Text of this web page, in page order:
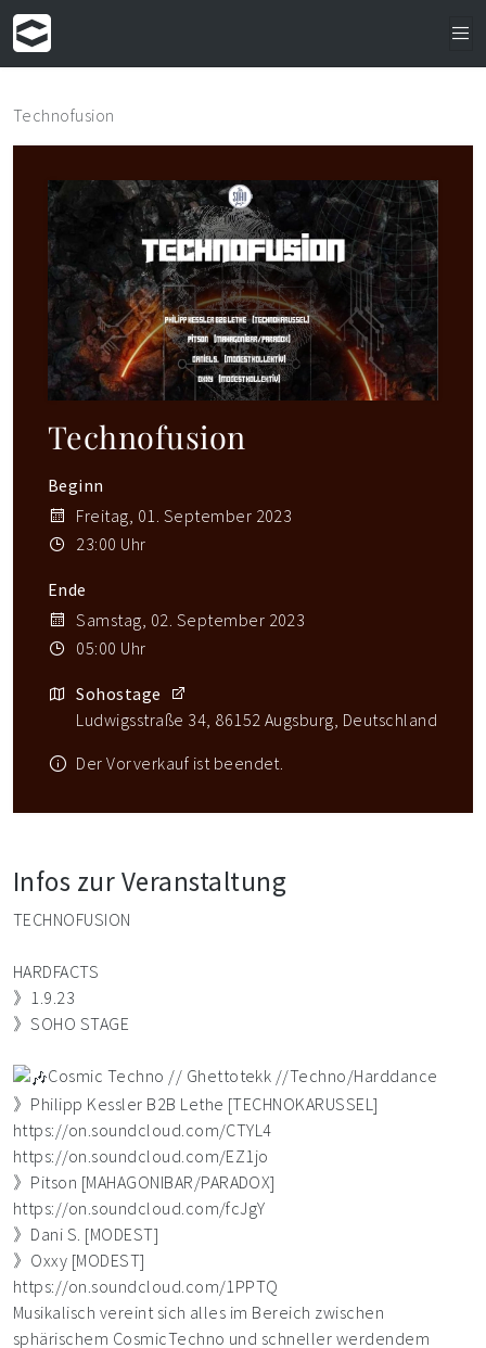
Technofusion
Technofusion
Beginn
Freitag, 01. September 2023
23:00 Uhr
Ende
Samstag, 02. September 2023
05:00 Uhr
Sohostage
Ludwigsstraße 34, 86152 Augsburg, Deutschland
Der Vorverkauf ist beendet.
Infos zur Veranstaltung
TECHNOFUSION
HARDFACTS
》1.9.23
》SOHO STAGE
Cosmic Techno // Ghettotekk //Techno/Harddance
》Philipp Kessler B2B Lethe [TECHNOKARUSSEL]
https://on.soundcloud.com/CTYL4
https://on.soundcloud.com/EZ1jo
》Pitson [MAHAGONIBAR/PARADOX]
https://on.soundcloud.com/fcJgY
》Dani S. [MODEST]
》Oxxy [MODEST]
https://on.soundcloud.com/1PPTQ
Musikalisch vereint sich alles im Bereich zwischen
sphärischem CosmicTechno und schneller werdendem